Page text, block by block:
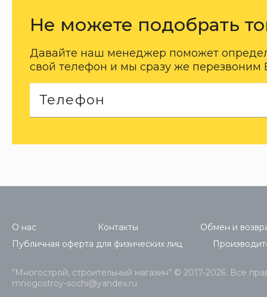
Не можете подобрать
Давайте наш менеджер поможет
свой телефон и мы сразу же перезвоним
О нас Контакты
Обмен и
Публичная оферта для физических лиц
"Многострой, строительный магазин" © 2017-2026. Все
mnogostroy-sochi@yandex.ru